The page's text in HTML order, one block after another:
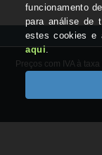
Preços com IVA à